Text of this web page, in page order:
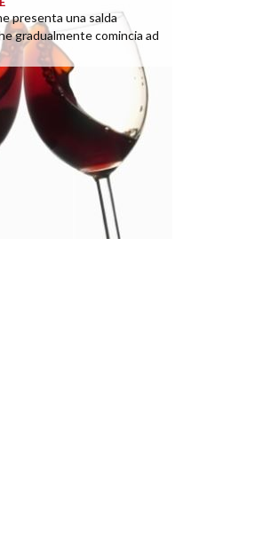
presenta una salda
gradualmente comincia ad